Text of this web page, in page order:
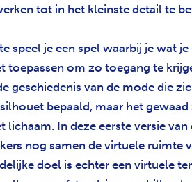
tot in het kleinste detail te
speel je een spel waarbij je wat
toepassen om zo toegang te
geschiedenis van de mode die
bepaald, maar het
lichaam. In deze eerste versie
nog samen de virtuele ruimte
doel is echter een virtuele